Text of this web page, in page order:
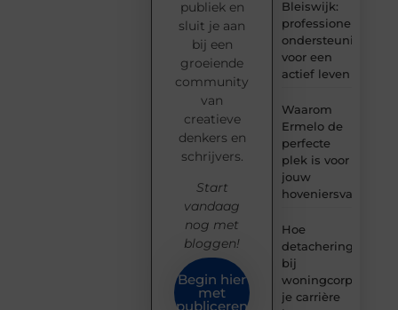
Bleiswijk:
professionele
ondersteuning
voor een
actief leven
Waarom
Ermelo de
perfecte
plek is voor
jouw
Hoe
detachering
bij
woningcorporaties
je carrière
publiek en
sluit je aan
bij een
groeiende
community
van
creatieve
denkers en
schrijvers.
Start
vandaag
nog met
bloggen!
Begin hier
met
publiceren